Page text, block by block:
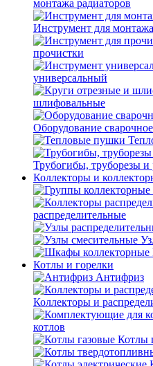
монтажа радиаторов
Инструмент для
прочистки
универсальный
шлифовальные
Оборудование
Трубогибы, труборезы и
Коллекторы и
распределительные
Котлы и горелки
Антифриз
Коллекторы и
котлов
Котлы